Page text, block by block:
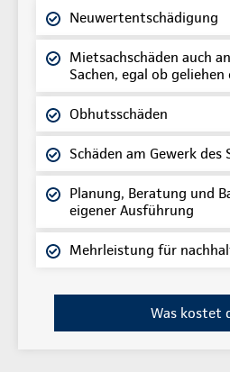
Neuwertentschädigung
Mietsachschäden auch
Sachen, egal ob
Obhutsschäden
Schäden am Gewerk
Planung, Beratung und
eigener Ausführung
Mehrleistung für
Was kostet